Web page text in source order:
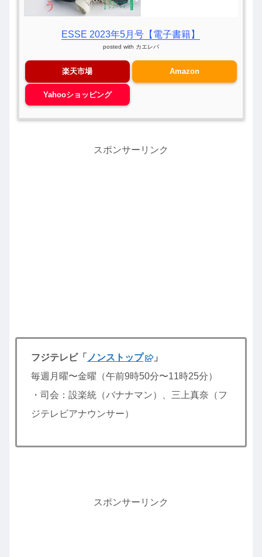
ESSE 2023年5月号【電子書籍】
posted with カエレバ
楽天市場 Amazon
Yahooショッピング
スポンサーリンク
フジテレビ「 ノンストップ
」
毎週月曜〜金曜（午前9時50分〜11時25分）
・司会：設楽統（バナナマン）、三上真奈（フ
ジテレビアナウンサー）
スポンサーリンク